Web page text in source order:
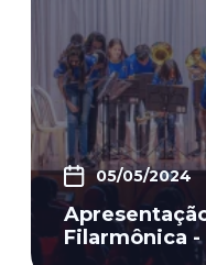
05/05/2024
Filarmônica